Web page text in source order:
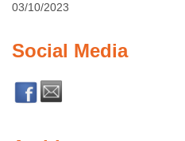
03/10/2023
Social Media